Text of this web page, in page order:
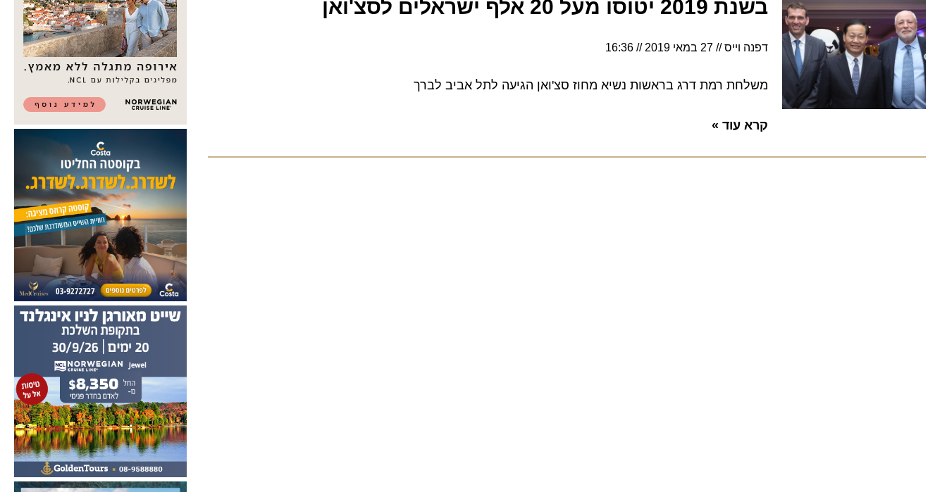
בשנת 2019 יטוסו מעל 20 אלף ישראלים לסצ'ואן
דפנה וייס 27 במאי 2019 16:36
משלחת רמת דרג בראשות נשיא מחוז סצ'ואן הגיעה לתל אביב לברך
קרא עוד »